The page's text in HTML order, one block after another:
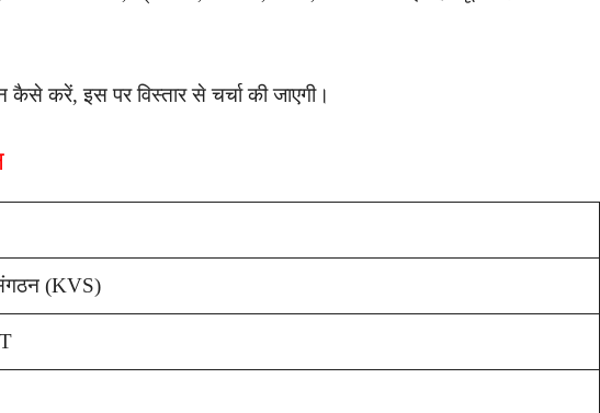
करें, इस पर विस्तार से चर्चा की जाएगी।
(KVS)